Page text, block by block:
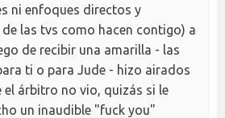
ni enfoques directos y
las tvs como hacen contigo) a
de recibir una amarilla - las
ti o para Jude - hizo airados
el árbitro no vio, quizás si le
un inaudible "fuck you"